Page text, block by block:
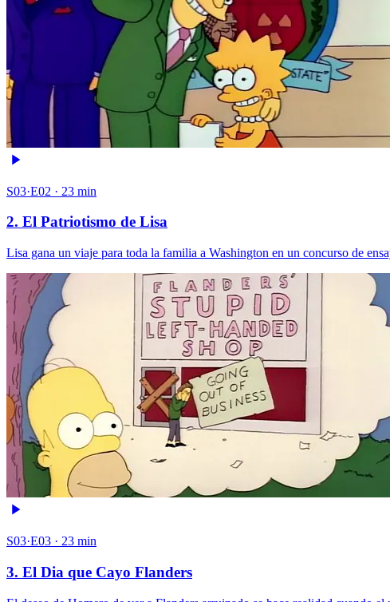
S03·E02 · 23 min
2. El Patriotismo de Lisa
Lisa gana un viaje para toda la familia a Washington en un concurso de
S03·E03 · 23 min
3. El Dia que Cayo Flanders